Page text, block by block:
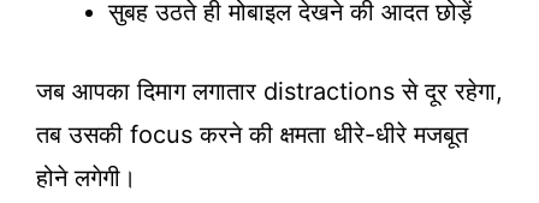
सुबह उठते ही मोबाइल देखने की आदत छोड़ें
जब आपका दिमाग लगातार distractions से दूर रहेगा,
तब उसकी focus करने की क्षमता धीरे-धीरे मजबूत
होने लगेगी।